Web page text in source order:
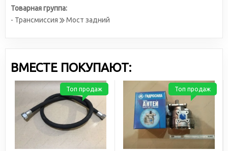
Товарная группа:
- Трансмиссия
Мост задний
ВМЕСТЕ ПОКУПАЮТ:
Топ продаж Топ продаж